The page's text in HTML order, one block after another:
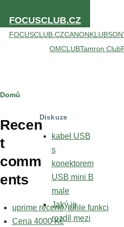
FOCUSCLUB.CZ
FOCUSCLUB.CZCANONKLUB
OMCLUBTamron Club
Drobečková
navigace
Domů
Recen
t
comm
ents
uprime receno, tuhle funkci
Cena 4000 Kč
Diskuze
kabel USB
s
konektorem
USB mini B
male
Jaký je
rozdíl mezi